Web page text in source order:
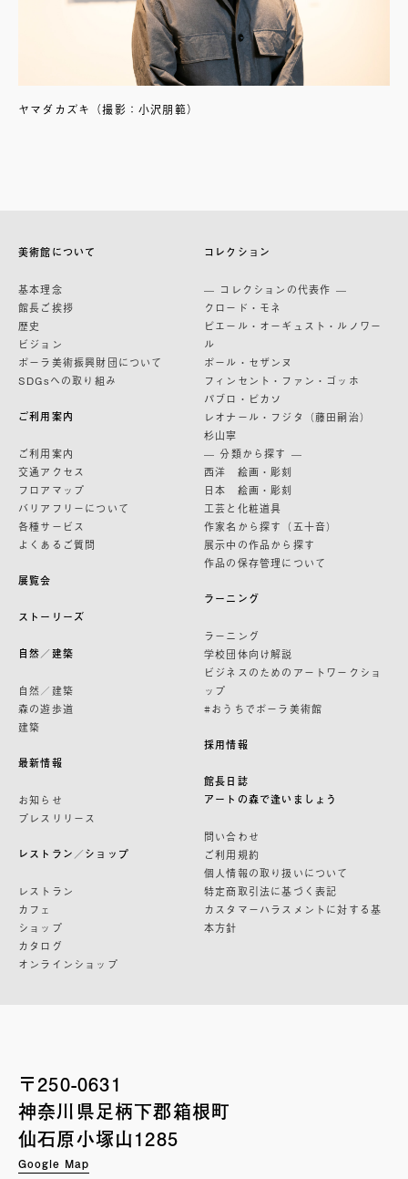
ヤマダカズキ（撮影：小沢朋範）
美術館について
基本理念
館長ご挨拶
歴史
ビジョン
ポーラ美術振興財団について
SDGsへの取り組み
ご利用案内
ご利用案内
交通アクセス
フロアマップ
バリアフリーについて
各種サービス
よくあるご質問
展覧会
ストーリーズ
自然／建築
自然／建築
森の遊歩道
建築
最新情報
お知らせ
プレスリリース
レストラン／ショップ
レストラン
カフェ
ショップ
カタログ
オンラインショップ
コレクション
— コレクションの代表作 —
クロード・モネ
ピエール・オーギュスト・ルノワー
ル
ポール・セザンヌ
フィンセント・ファン・ゴッホ
パブロ・ピカソ
レオナール・フジタ（藤田嗣治）
杉山寧
— 分類から探す —
西洋 絵画・彫刻
日本 絵画・彫刻
工芸と化粧道具
作家名から探す（五十音）
展示中の作品から探す
作品の保存管理について
ラーニング
ラーニング
学校団体向け解説
ビジネスのためのアートワークショ
ップ
#おうちでポーラ美術館
採用情報
館長日誌
アートの森で逢いましょう
問い合わせ
ご利用規約
個人情報の取り扱いについて
特定商取引法に基づく表記
カスタマーハラスメントに対する基
本方針
〒250-0631
神奈川県足柄下郡箱根町
仙石原小塚山1285
Google Map